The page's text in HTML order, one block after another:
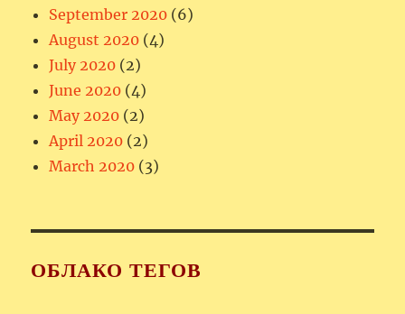
September 2020 (6)
August 2020 (4)
July 2020 (2)
June 2020 (4)
May 2020 (2)
April 2020 (2)
March 2020 (3)
ОБЛАКО ТЕГОВ